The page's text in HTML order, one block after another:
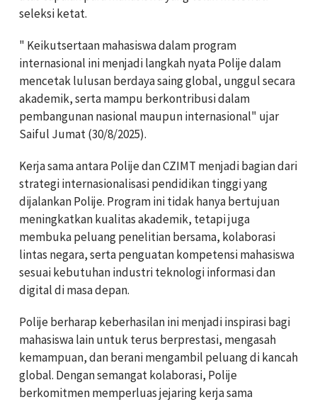
seleksi ketat.
" Keikutsertaan mahasiswa dalam program
internasional ini menjadi langkah nyata Polije dalam
mencetak lulusan berdaya saing global, unggul secara
akademik, serta mampu berkontribusi dalam
pembangunan nasional maupun internasional" ujar
Saiful Jumat (30/8/2025).
Kerja sama antara Polije dan CZIMT menjadi bagian dari
strategi internasionalisasi pendidikan tinggi yang
dijalankan Polije. Program ini tidak hanya bertujuan
meningkatkan kualitas akademik, tetapi juga
membuka peluang penelitian bersama, kolaborasi
lintas negara, serta penguatan kompetensi mahasiswa
sesuai kebutuhan industri teknologi informasi dan
digital di masa depan.
Polije berharap keberhasilan ini menjadi inspirasi bagi
mahasiswa lain untuk terus berprestasi, mengasah
kemampuan, dan berani mengambil peluang di kancah
global. Dengan semangat kolaborasi, Polije
berkomitmen memperluas jejaring kerja sama